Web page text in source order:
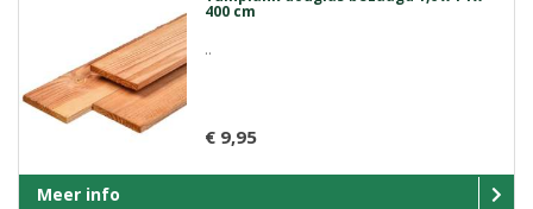
400 cm
..
€ 9,95
Meer info